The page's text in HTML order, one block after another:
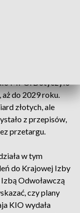
MPO. Dotyczyło
do 2029 roku.
złotych, ale
z przepisów,
przetargu.
w tym
do Krajowej Izby
Odwoławczą
czy plany
KIO wydała